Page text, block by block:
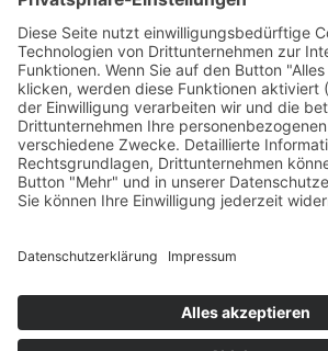
Einmal den weltberühmten
Rockefeller Center sehen, über die
flanieren, bei Macy’s Geschenke
erleben und den Spirit der Metropole
den ersten Trip in die Weltstadt
East River vor. Ich […]